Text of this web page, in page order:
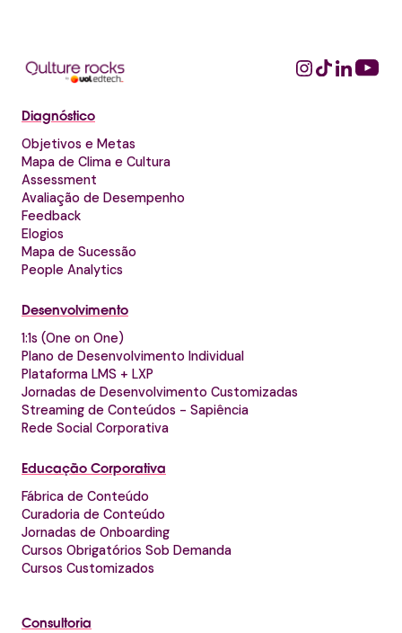
Diagnóstico
Objetivos e Metas
Mapa de Clima e Cultura
Assessment
Avaliação de Desempenho
Feedback
Elogios
Mapa de Sucessão
People Analytics
Desenvolvimento
1:1s (One on One)
Plano de Desenvolvimento Individual
Plataforma LMS + LXP
Jornadas de Desenvolvimento Customizadas
Streaming de Conteúdos - Sapiência
Rede Social Corporativa
Educação Corporativa
Fábrica de Conteúdo
Curadoria de Conteúdo
Jornadas de Onboarding
Cursos Obrigatórios Sob Demanda
Cursos Customizados
Consultoria